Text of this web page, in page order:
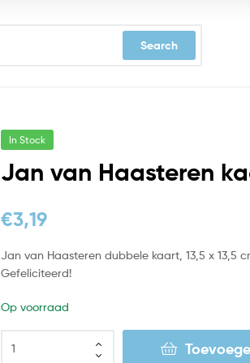
Search
In Stock
Jan van Haasteren
€3,19
Jan van Haasteren dubbele kaart, 13,5 x 13,5
Gefeliciteerd!
Op voorraad